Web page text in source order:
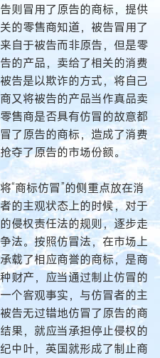
则冒用了原告的商标，提供
的零售商知道，被告冒用了
自于被告而非原告，但是零
的产品，卖给了相关的消费
告是以欺诈的方式，将自己
又将被告的产品当作真品卖
售商是否具有仿冒的故意都
了原告的商标，造成了消费
夺了原告的市场份额。
“商标仿冒”的侧重点放在消
的主观状态上的时候，对于
侵权责任法的规则，逐步走
法。按照仿冒法，在市场上
载了相应商誉的商标，是商
财产，应当通过制止仿冒的
个客观事实，与仿冒者的主
告无过错地仿冒了原告的商
果，就应当承担停止侵权的
中叶，英国就形成了制止商